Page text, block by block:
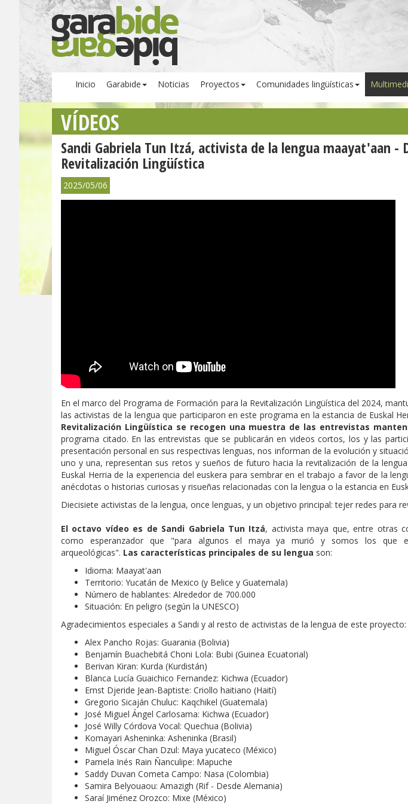
Inicio Garabide Noticias Proyectos Comunidades lingüísticas
VÍDEOS
Sandi Gabriela Tun Itzá, activista de la lengua maayat'aan -
Revitalización Lingüística
2025/05/06
En el marco del Programa de Formación para la Revitalización Lingüística del 2024,
las activistas de la lengua que participaron en este programa en la estancia de Euskal
Revitalización Lingüística se recogen una muestra de las entrevistas
programa citado. En las entrevistas que se publicarán en videos cortos, los y las
presentación personal en sus respectivas lenguas, nos informan de la evolución y
uno y una, representan sus retos y sueños de futuro hacia la revitalización de la
Euskal Herria de la experiencia del euskera para sembrar en el trabajo a favor de la
anécdotas o historias curiosas y risueñas relacionadas con la lengua o la estancia en
Diecisiete activistas de la lengua, once lenguas, y un objetivo principal: tejer redes para
El octavo vídeo es de Sandi Gabriela Tun Itzá, activista maya que, entre otras
como esperanzador que "para algunos el maya ya murió y somos los que
arqueológicas". Las características principales de su lengua son:
Idioma: Maayat'aan
Territorio: Yucatán de Mexico (y Belice y Guatemala)
Número de hablantes: Alrededor de 700.000
Situación: En peligro (según la UNESCO)
Agradecimientos especiales a Sandi y al resto de activistas de la lengua de este proyecto:
Alex Pancho Rojas: Guarania (Bolivia)
Benjamín Buachebitá Choni Lola: Bubi (Guinea Ecuatorial)
Berivan Kiran: Kurda (Kurdistán)
Blanca Lucía Guaichico Fernandez: Kichwa (Ecuador)
Ernst Djeride Jean-Baptiste: Criollo haitiano (Haití)
Gregorio Sicaján Chuluc: Kaqchikel (Guatemala)
José Miguel Ángel Carlosama: Kichwa (Ecuador)
José Willy Córdova Vocal: Quechua (Bolivia)
Komayari Asheninka: Asheninka (Brasil)
Miguel Óscar Chan Dzul: Maya yucateco (México)
Pamela Inés Rain Ñanculipe: Mapuche
Saddy Duvan Cometa Campo: Nasa (Colombia)
Samira Belyouaou: Amazigh (Rif - Desde Alemania)
Saraí Jiménez Orozco: Mixe (México)